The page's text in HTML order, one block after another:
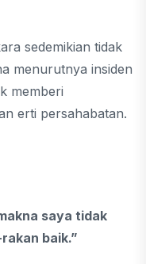
sedemikian tidak
menurutnya insiden
memberi
erti persahabatan.
saya tidak
baik.”